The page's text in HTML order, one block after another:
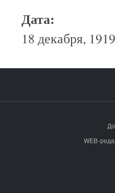
Дата:
18 декабря,
WEB-